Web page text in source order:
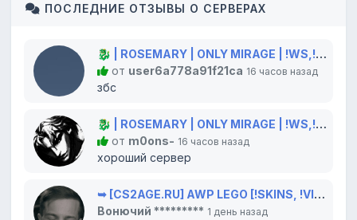
ПОСЛЕДНИЕ ОТЗЫВЫ О СЕРВЕРАХ
🐉 | ROSEMARY | ONLY MIRAGE | !WS,!GLOVES,!KNIFE 🐲
от user6a778a91f21ca 16 часов назад
збс
🐉 | ROSEMARY | ONLY MIRAGE | !WS,!GLOVES,!KNIFE 🐲
от m0ons- 16 часов назад
хороший сервер
➥ [CS2AGE.RU] AWP LEGO [!SKINS, !VIP, !LVL]
Вонючий ********* 1 день назад